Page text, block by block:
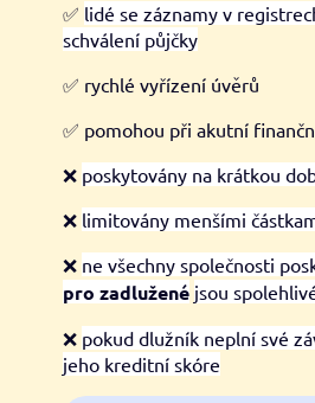
✅ lidé se záznamy v
schválení půjčky
✅ rychlé vyřízení úvěrů
✅ pomohou při akutní
❌ poskytovány na krátkou
❌ limitovány menšími
❌ ne všechny společnosti
pro zadlužené jsou
❌ pokud dlužník neplní své
jeho kreditní skóre